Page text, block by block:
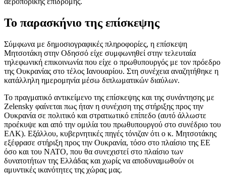
Το παρασκήνιο της επίσκεψης
Σύμφωνα με δημοσιογραφικές πληροφορίες, η επίσκεψη
Μητσοτάκη στην Οδησσό είχε συμφωνηθεί στην τελευταία
τηλεφωνική επικοινωνία που είχε ο πρωθυπουργός με τον πρόεδρο
της Ουκρανίας στο τέλος Ιανουαρίου. Στη συνέχεια αναζητήθηκε η
κατάλληλη ημερομηνία μέσω διπλωματικών διαύλων.
Το πραγματικό αντικείμενο της επίσκεψης και της συνάντησης με
Zelensky φαίνεται πως ήταν η συνέχιση της στήριξης προς την
Ουκρανία σε πολιτικό και στρατιωτικό επίπεδο (αυτό άλλωστε
προέκυψε και από την ομιλία του πρωθυπουργού στο συνέδριο του
ΕΛΚ). Εξάλλου, κυβερνητικές πηγές τόνιζαν ότι ο κ. Μητσοτάκης
εξέφρασε στήριξη προς την Ουκρανία, τόσο στο πλαίσιο της ΕΕ
όσο και του ΝΑΤΟ, που θα συνεχιστεί στο πλαίσιο των
δυνατοτήτων της Ελλάδας και χωρίς να αποδυναμωθούν οι
αμυντικές ικανότητες της χώρας μας.